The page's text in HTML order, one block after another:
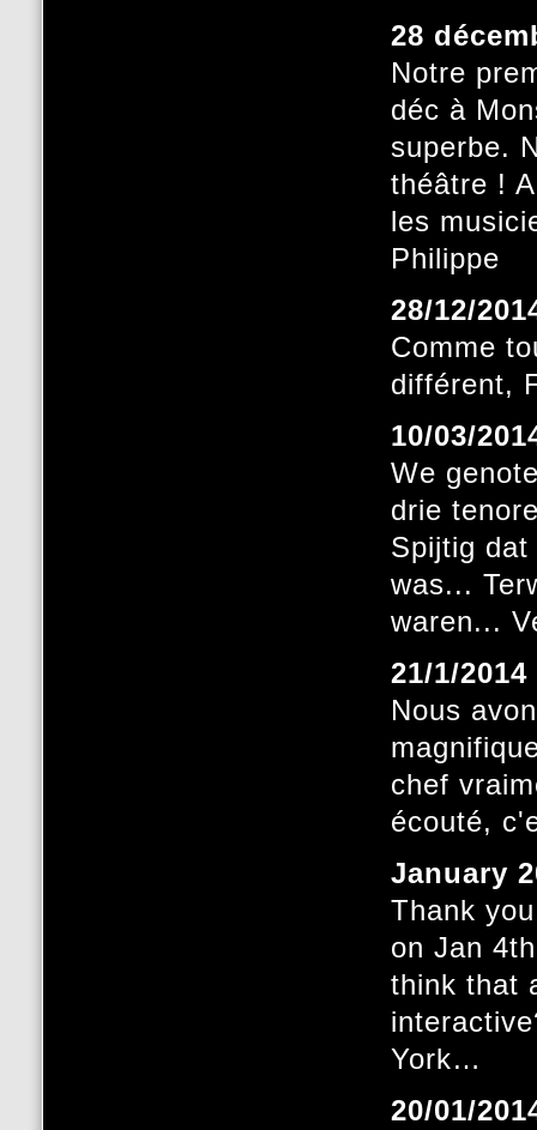
28
Notre
déc à
superbe.
théâtre !
les
Philippe
28/12/
Comme
différent,
10/03/
We
drie
Spijtig
was...
waren...
21/1/2014
Nous
chef
écouté,
January
Thank
on Jan
think that
York…
20/01/